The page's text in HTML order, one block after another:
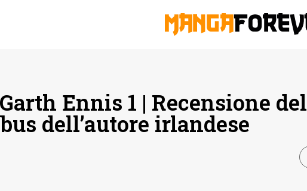
Ennis 1 | Recensione del
dell’autore irlandese